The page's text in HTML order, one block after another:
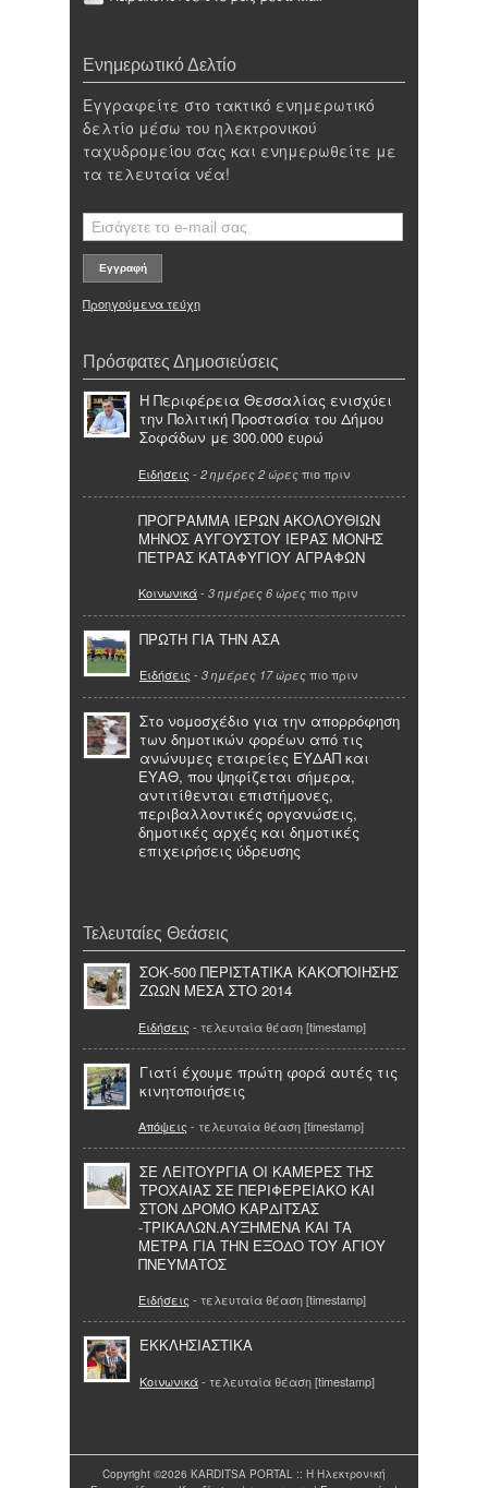
Ενημερωτικό Δελτίο
Εγγραφείτε στο τακτικό ενημερωτικό
δελτίο μέσω του ηλεκτρονικού
ταχυδρομείου σας και ενημερωθείτε με
τα τελευταία νέα!
Προηγούμενα τεύχη
Πρόσφατες Δημοσιεύσεις
Η Περιφέρεια Θεσσαλίας ενισχύει
την Πολιτική Προστασία του Δήμου
Σοφάδων με 300.000 ευρώ
Ειδήσεις - 2 ημέρες 2 ώρες πιο πριν
ΠΡΟΓΡΑΜΜΑ ΙΕΡΩΝ ΑΚΟΛΟΥΘΙΩΝ
ΜΗΝΟΣ ΑΥΓΟΥΣΤΟΥ ΙΕΡΑΣ ΜΟΝΗΣ
ΠΕΤΡΑΣ ΚΑΤΑΦΥΓΙΟΥ ΑΓΡΑΦΩΝ
Κοινωνικά- 3 ημέρες 6 ώρες πιο πριν
ΠΡΩΤΗ ΓΙΑ ΤΗΝ ΑΣΑ
Ειδήσεις - 3 ημέρες 17 ώρες πιο πριν
Στο νομοσχέδιο για την απορρόφηση
των δημοτικών φορέων από τις
ανώνυμες εταιρείες ΕΥΔΑΠ και
ΕΥΑΘ, που ψηφίζεται σήμερα,
αντιτίθενται επιστήμονες,
περιβαλλοντικές οργανώσεις,
δημοτικές αρχές και δημοτικές
επιχειρήσεις ύδρευσης
Τελευταίες Θεάσεις
ΣΟΚ-500 ΠΕΡΙΣΤΑΤΙΚΑ ΚΑΚΟΠΟΙΗΣΗΣ
ΖΩΩΝ ΜΕΣΑ ΣΤΟ 2014
Ειδήσεις - τελευταία θέαση [timestamp]
Γιατί έχουμε πρώτη φορά αυτές τις
κινητοποιήσεις
Απόψεις - τελευταία θέαση [timestamp]
ΣΕ ΛΕΙΤΟΥΡΓΙΑ ΟΙ ΚΑΜΕΡΕΣ ΤΗΣ
ΤΡΟΧΑΙΑΣ ΣΕ ΠΕΡΙΦΕΡΕΙΑΚΟ ΚΑΙ
ΣΤΟΝ ΔΡΟΜΟ ΚΑΡΔΙΤΣΑΣ
-ΤΡΙΚΑΛΩΝ.ΑΥΞΗΜΕΝΑ ΚΑΙ ΤΑ
ΜΕΤΡΑ ΓΙΑ ΤΗΝ ΕΞΟΔΟ ΤΟΥ ΑΓΙΟΥ
ΠΝΕΥΜΑΤΟΣ
Ειδήσεις - τελευταία θέαση [timestamp]
ΕΚΚΛΗΣΙΑΣΤΙΚΑ
Κοινωνικά- τελευταία θέαση [timestamp]
Copyright ©2026 KARDITSA PORTAL :: Η Ηλεκτρονική